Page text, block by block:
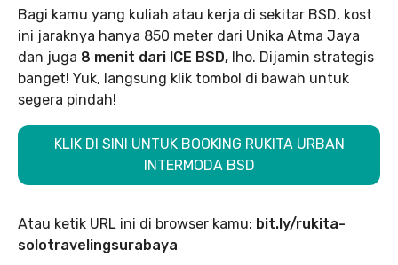
Bagi kamu yang kuliah atau kerja di sekitar BSD, kost
ini jaraknya hanya 850 meter dari Unika Atma Jaya
dan juga 8 menit dari ICE BSD, lho. Dijamin strategis
banget! Yuk, langsung klik tombol di bawah untuk
segera pindah!
KLIK DI SINI UNTUK BOOKING RUKITA URBAN
INTERMODA BSD
Atau ketik URL ini di browser kamu: bit.ly/rukita-
solotravelingsurabaya